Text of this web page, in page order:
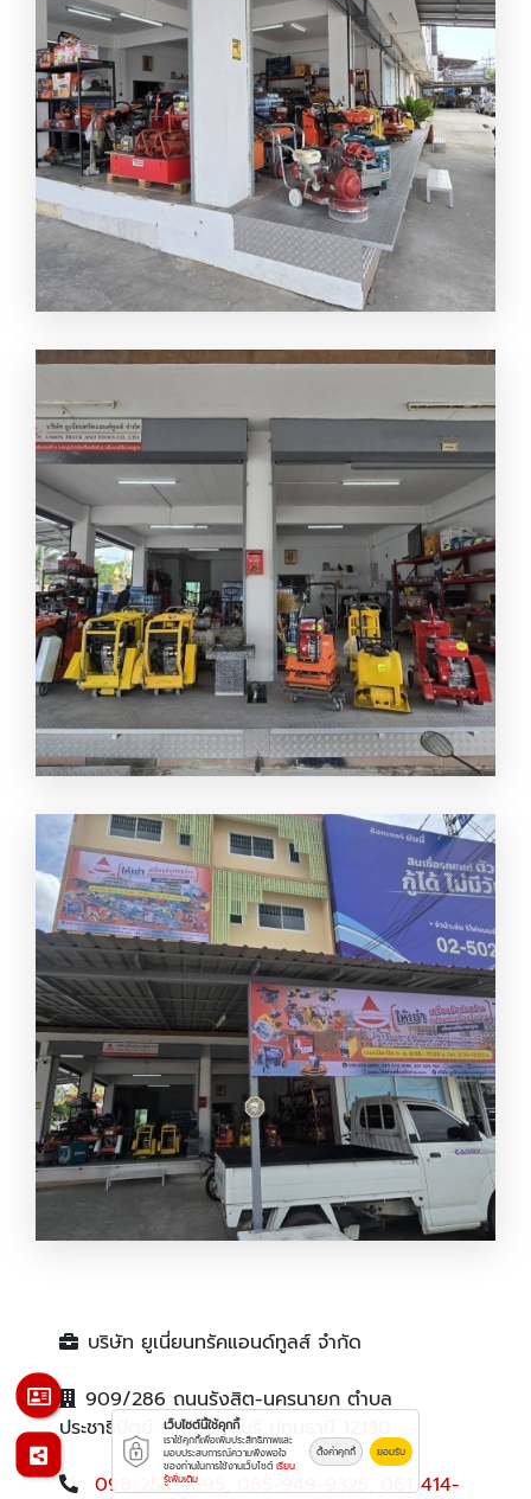
ให้เช่าเครื่องมือก่อสร้าง ปทุม
บจก ยูเนี่ยนทรัคแอนด์ทูลส์
จำหน่ายเครื่องมือก่อสร้าง ปทุม
บริษัท ยูเนี่ยนทรัคแอนด์ทูลส์ จำกัด
909/286 ถนนรังสิต-นครนายก ตำบล
ประชาธิปัตย์ อำเภอธัญบุรี ปทุมธานี 12130
098-252-9595,065-949-9325,061-414-
เว็บไซต์นี้ใช้คุกกี้
เราใช้คุกกี้เพื่อเพิ่มประสิทธิภาพและ
มอบประสบการณ์ความพึงพอใจ
ของท่านในการใช้งานเว็บไซต์ เรียน
รู้เพิ่มเติม
ตั้งค่าคุกกี้ ยอมรับ